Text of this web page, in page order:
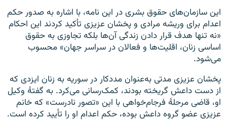
این سازمان‌های حقوق بشری در این نامه، با اشاره به صدور حکم
اعدام برای وریشه مرادی و پخشان عزیزی تأکید کردند این احکام
«نه‌ تنها هدف قرار دادن زندگی آن‌ها بلکه تجاوزی به حقوق
اساسی زنان، اقلیت‌ها و فعالان در سراسر جهان» محسوب
می‌شود.
پخشان عزیزی مدتی به‌عنوان مددکار در سوریه به زنان ایزدی که
از دست داعش گریخته بودند، کمک‌رسانی می‌کرد. به‌ گفتهٔ وکیل
او، قاضی مرحلهٔ فرجام‌خواهی با این «تصور نادرست» که خانم
عزیزی عضو گروه داعش بوده، حکم اعدام او را تأیید کرده است.